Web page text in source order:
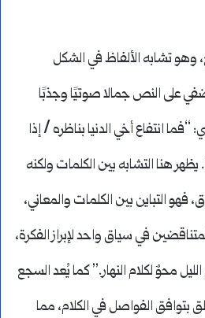
وهو تشابه الألفاظ في الشكل
على النص جمالا صوتيًا وجذبًا
“فما انتفاع أخي الدنيا بناظره / إذا
هنا التشابه بين الكلمات ولكنه
فهو التباين بين الكلمات والمعاني،
في سياق واحد لإبراز الفكرة،
محوٌ لكلام النهار.” كما يُعد السجع
بتوافق الفواصل في الكلام، مما